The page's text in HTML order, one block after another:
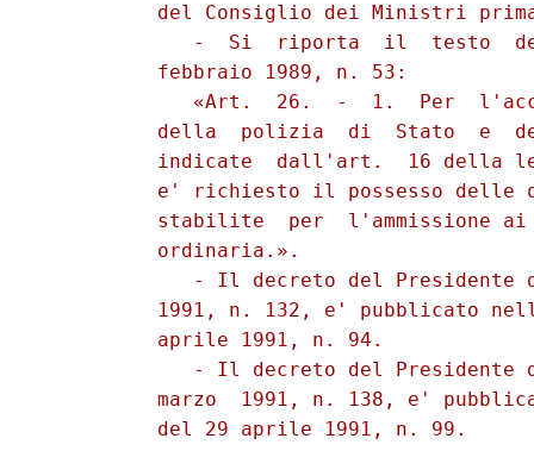
del Consiglio dei Ministri
-  Si  riporta  il  testo
          febbraio 1989, n. 53:
«Art.  26.  -  1.  Per
della  polizia  di  Stato  e
indicate  dall'art.  16 della
e' richiesto il possesso delle
stabilite  per  l'ammissione
          ordinaria.».
- Il decreto del Presidente
1991, n. 132, e' pubblicato
          aprile 1991, n. 94.
- Il decreto del Presidente
marzo  1991, n. 138, e'
          del 29 aprile 1991, n. 99.